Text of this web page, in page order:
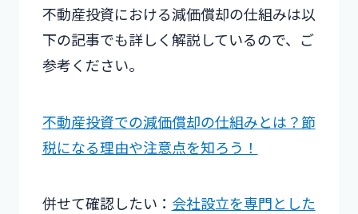
不動産投資における減価償却の仕組みは以
下の記事でも詳しく解説しているので、ご
参考ください。
不動産投資での減価償却の仕組みとは？節
税になる理由や注意点を知ろう！
併せて確認したい： 会社設立を専門とした